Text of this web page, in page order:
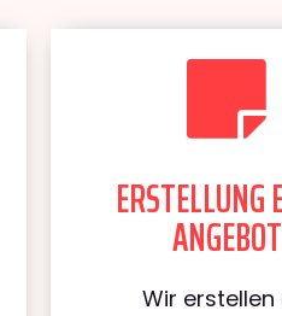
ERSTELLUNG
ANGEBOT
Wir erstellen